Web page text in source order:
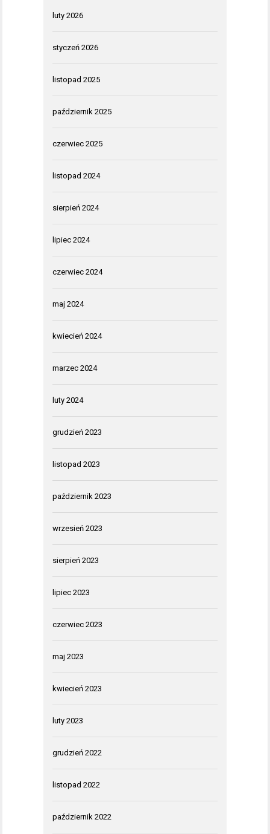
luty 2026
styczeń 2026
listopad 2025
październik 2025
czerwiec 2025
listopad 2024
sierpień 2024
lipiec 2024
czerwiec 2024
maj 2024
kwiecień 2024
marzec 2024
luty 2024
grudzień 2023
listopad 2023
październik 2023
wrzesień 2023
sierpień 2023
lipiec 2023
czerwiec 2023
maj 2023
kwiecień 2023
luty 2023
grudzień 2022
listopad 2022
październik 2022